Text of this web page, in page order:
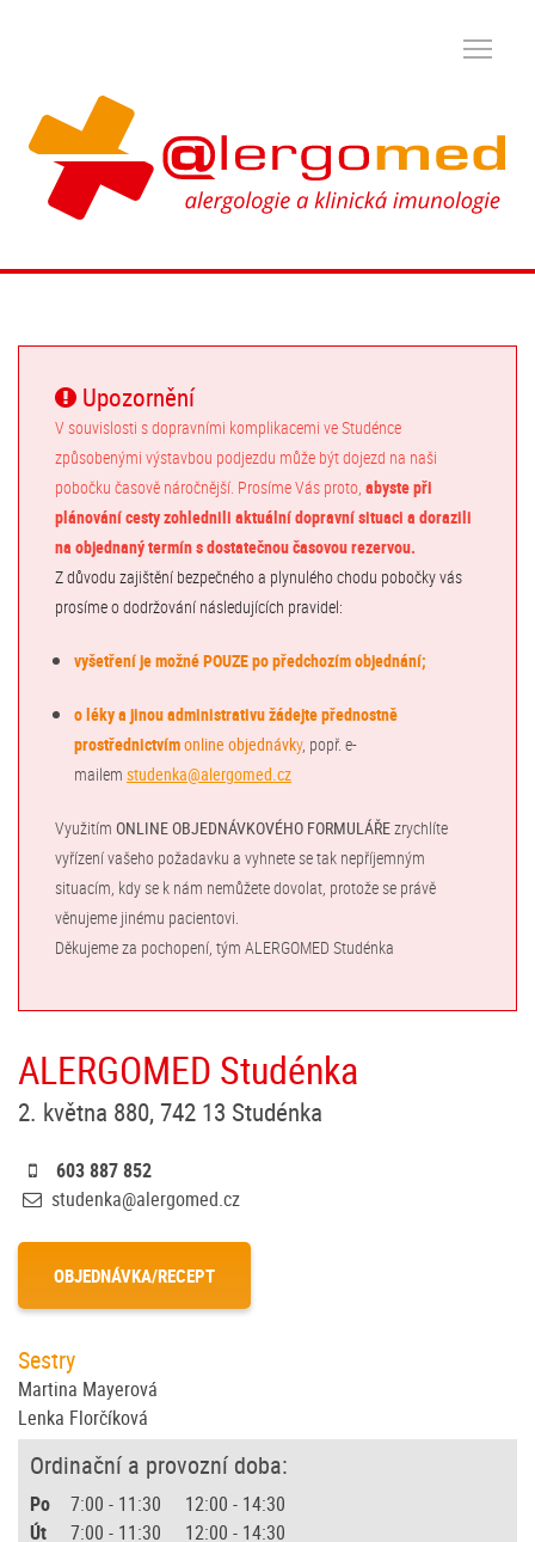
Upozornění
V souvislosti s dopravními komplikacemi ve Studénce
způsobenými výstavbou podjezdu může být dojezd na naši
pobočku časově náročnější. Prosíme Vás proto, abyste při
plánování cesty zohlednili aktuální dopravní situaci a dorazili
na objednaný termín s dostatečnou časovou rezervou.
Z důvodu zajištění bezpečného a plynulého chodu pobočky vás
prosíme o dodržování následujících pravidel:
vyšetření je možné POUZE po předchozím objednání;
o léky a jinou administrativu žádejte přednostně
prostřednictvímonline objednávky, popř. e-
mailem studenka@alergomed.cz
Využitím ONLINE OBJEDNÁVKOVÉHO FORMULÁŘEzrychlíte
vyřízení vašeho požadavku a vyhnete se tak nepříjemným
situacím, kdy se k nám nemůžete dovolat, protože se právě
věnujeme jinému pacientovi.
Děkujeme za pochopení, tým ALERGOMED Studénka
ALERGOMED Studénka
2. května 880, 742 13 Studénka
603 887 852
studenka@alergomed.cz
OBJEDNÁVKA/RECEPT
Sestry
Martina Mayerová
Lenka Florčíková
Ordinační a provozní doba:
Po
7:00 - 11:30 12:00 - 14:30
Út
7:00 - 11:30 12:00 - 14:30